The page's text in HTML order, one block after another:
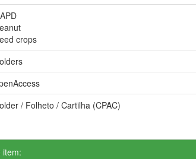
crops
/ Folheto / Cartilha (CPAC)
item: